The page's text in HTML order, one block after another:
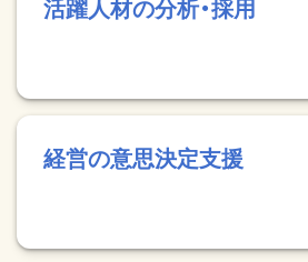
活躍人材の分析・採用
経営の意思決定支援